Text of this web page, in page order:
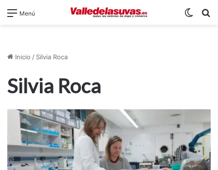
Menú
Inicio / Silvia Roca
Silvia Roca